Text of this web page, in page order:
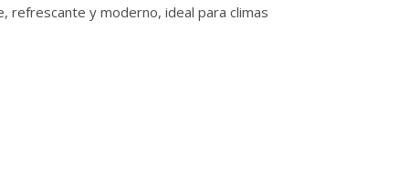
refrescante y moderno, ideal para climas